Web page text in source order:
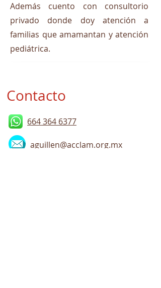
Además cuento con consultorio
privado donde doy atención a
familias que amamantan y atención
pediátrica.
Contacto
664 364 6377
aguillen@acclam.org.mx